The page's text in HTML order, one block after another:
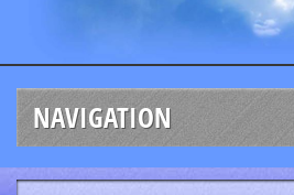
NAVIGATION